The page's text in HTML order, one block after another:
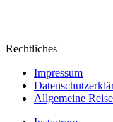
Rechtliches
Impressum
Allgemeine